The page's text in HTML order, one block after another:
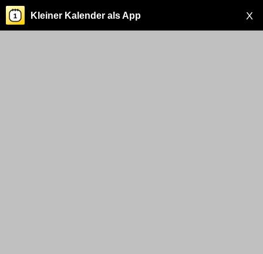
X
Kleiner Kalender als App